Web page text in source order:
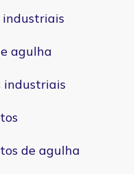
industriais
agulha
industriais
de agulha